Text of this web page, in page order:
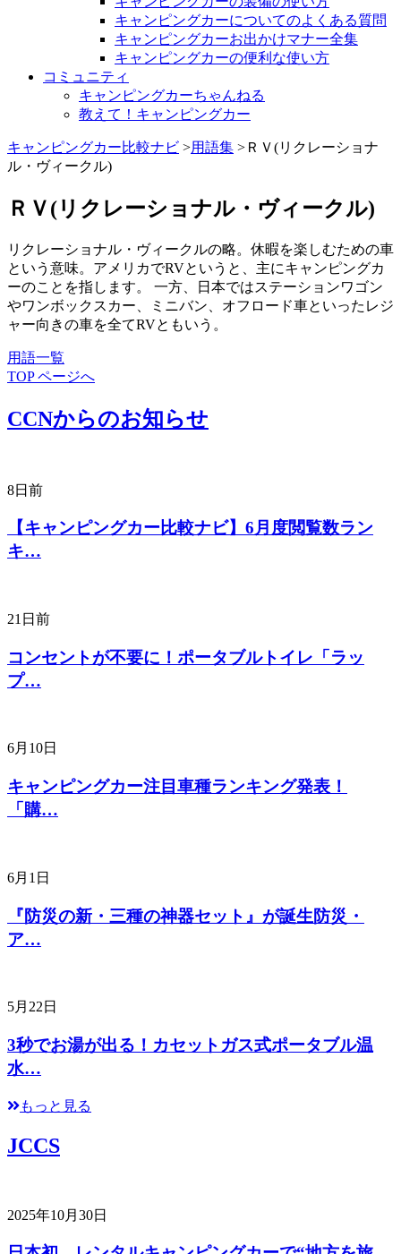
キャンピングカーについてのよくある質問
キャンピングカーお出かけマナー全集
キャンピングカーの便利な使い方
コミュニティ
キャンピングカーちゃんねる
教えて！キャンピングカー
キャンピングカー比較ナビ >用語集 >ＲＶ(リクレーショナ
ル・ヴィークル)
ＲＶ(リクレーショナル・ヴィークル)
リクレーショナル・ヴィークルの略。休暇を楽しむための車
という意味。アメリカでRVというと、主にキャンピングカ
ーのことを指します。 一方、日本ではステーションワゴン
やワンボックスカー、ミニバン、オフロード車といったレジ
ャー向きの車を全てRVともいう。
用語一覧
TOP ページへ
CCNからのお知らせ
8日前
【キャンピングカー比較ナビ】6月度閲覧数ラン
キ…
21日前
コンセントが不要に！ポータブルトイレ「ラッ
プ…
6月10日
キャンピングカー注目車種ランキング発表！
「購…
6月1日
『防災の新・三種の神器セット』が誕生防災・
ア…
5月22日
3秒でお湯が出る！カセットガス式ポータブル温
水…
もっと見る
JCCS
2025年10月30日